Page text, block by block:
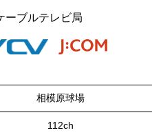
ーブルテレビ局
相模原球場
112ch